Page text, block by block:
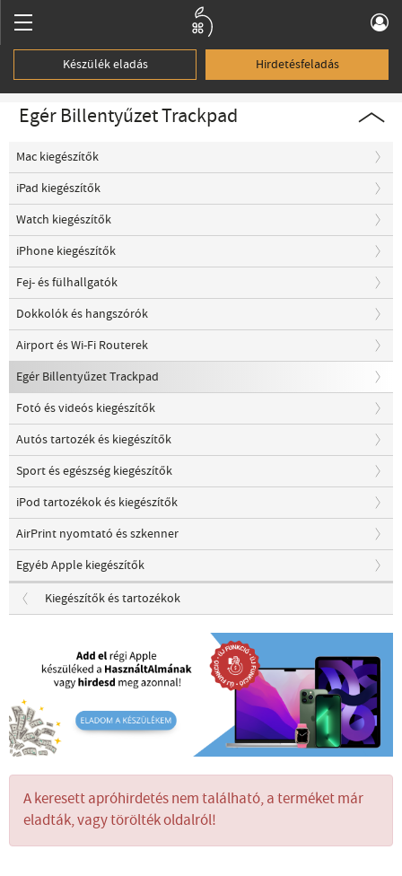
Készülék eladás Hirdetésfeladás
Egér Billentyűzet Trackpad
Mac kiegészítők
iPad kiegészítők
Watch kiegészítők
iPhone kiegészítők
Fej- és fülhallgatók
Dokkolók és hangszórók
Airport és Wi-Fi Routerek
Egér Billentyűzet Trackpad
Fotó és videós kiegészítők
Autós tartozék és kiegészítők
Sport és egészség kiegészítők
iPod tartozékok és kiegészítők
AirPrint nyomtató és szkenner
Egyéb Apple kiegészítők
Kiegészítők és tartozékok
A keresett apróhirdetés nem található, a terméket már
eladták, vagy törölték oldalról!